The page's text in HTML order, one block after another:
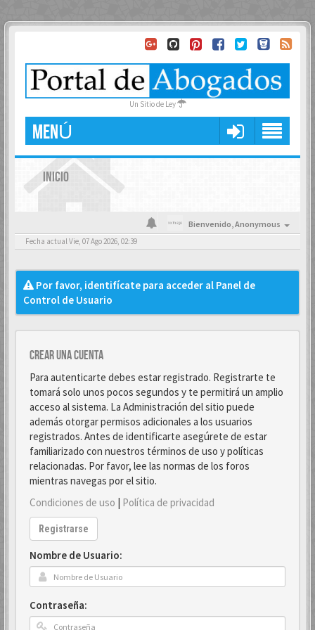
Un Sitio de Ley
MENÚ
INICIO
Bienvenido,Anonymous
Fecha actual Vie, 07 Ago 2026, 02:39
Por favor, identifícate para acceder al Panel de
Control de Usuario
Crear una cuenta
Para autenticarte debes estar registrado. Registrarte te
tomará solo unos pocos segundos y te permitirá un amplio
acceso al sistema. La Administración del sitio puede
además otorgar permisos adicionales a los usuarios
registrados. Antes de identificarte asegúrete de estar
familiarizado con nuestros términos de uso y políticas
relacionadas. Por favor, lee las normas de los foros
mientras navegas por el sitio.
Condiciones de uso | Política de privacidad
Registrarse
Nombre de Usuario:
Contraseña: